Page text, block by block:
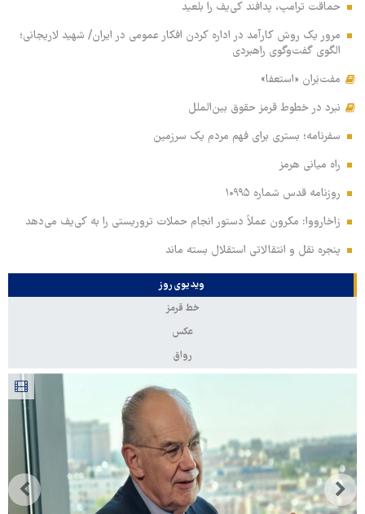
حماقت ترامپ، پدافند کی‌یف را بلعید
مرور یک روش کارآمد در اداره کردن افکار عمومی در ایران/ شهید لاریجانی؛
الگوی گفت‌وگوی راهبردی
مفت‌بَران «استعفا»
نبرد در خطوط قرمز حقوق بین‌الملل
سفرنامه؛ بستری برای فهم مردم یک سرزمین
راه میانی هرمز
روزنامه قدس شماره ۱۰۹۹۵
زاخارووا: مکرون عملاً دستور انجام حملات تروریستی را به کی‌یف می‌دهد
پنجره‌ نقل و انتقالاتی استقلال بسته ماند
ویدیوی روز
خط قرمز
عکس
رواق